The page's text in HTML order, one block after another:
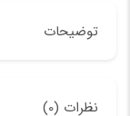
توضیحات
نظرات (0)